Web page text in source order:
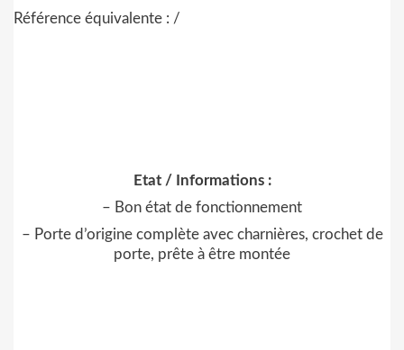
Référence équivalente : /
Etat / Informations :
– Bon état de fonctionnement
– Porte d’origine complète avec charnières, crochet de
porte, prête à être montée